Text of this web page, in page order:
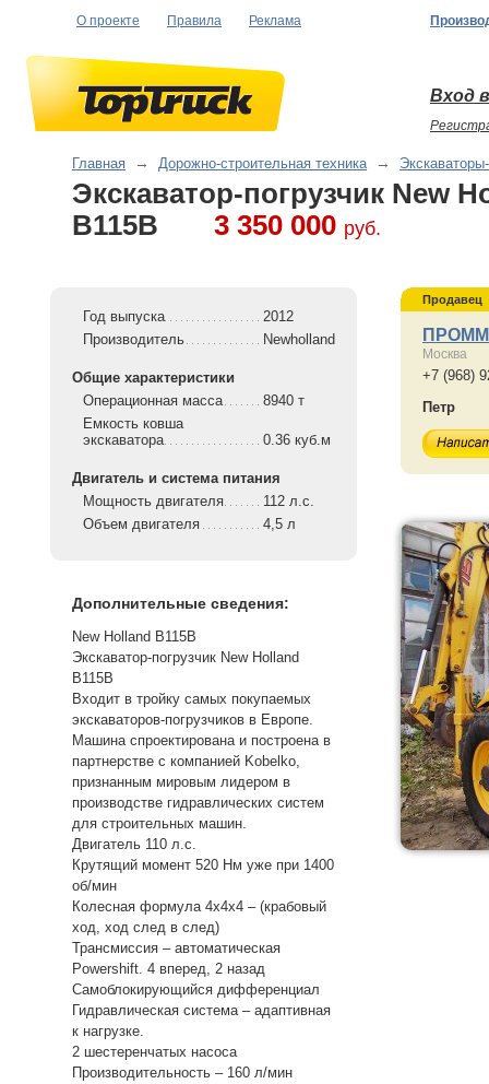
О проекте Правила Реклама
Вход
Главная → Дорожно-строительная техника →
Экскаватор-погрузчик New
B115B
3 350 000 руб.
Год выпуска
2012
Производитель
Newholland
Общие характеристики
Операционная масса
8940 т
Емкость ковша
экскаватора
0.36 куб.м
Двигатель и система питания
Мощность двигателя
112 л.с.
Объем двигателя
4,5 л
Дополнительные сведения:
New Holland B115B
Экскаватор-погрузчик New Holland
B115B
Входит в тройку самых покупаемых
экскаваторов-погрузчиков в Европе.
Машина спроектирована и построена в
партнерстве с компанией Kobelko,
признанным мировым лидером в
производстве гидравлических систем
для строительных машин.
Двигатель 110 л.с.
Крутящий момент 520 Нм уже при 1400
об/мин
Колесная формула 4х4х4 – (крабовый
ход, ход след в след)
Трансмиссия – автоматическая
Powershift. 4 вперед, 2 назад
Самоблокирующийся дифференциал
Гидравлическая система – адаптивная
к нагрузке.
2 шестеренчатых насоса
Производительность – 160 л/мин
Продавец
Москва
+7 (968)
Петр